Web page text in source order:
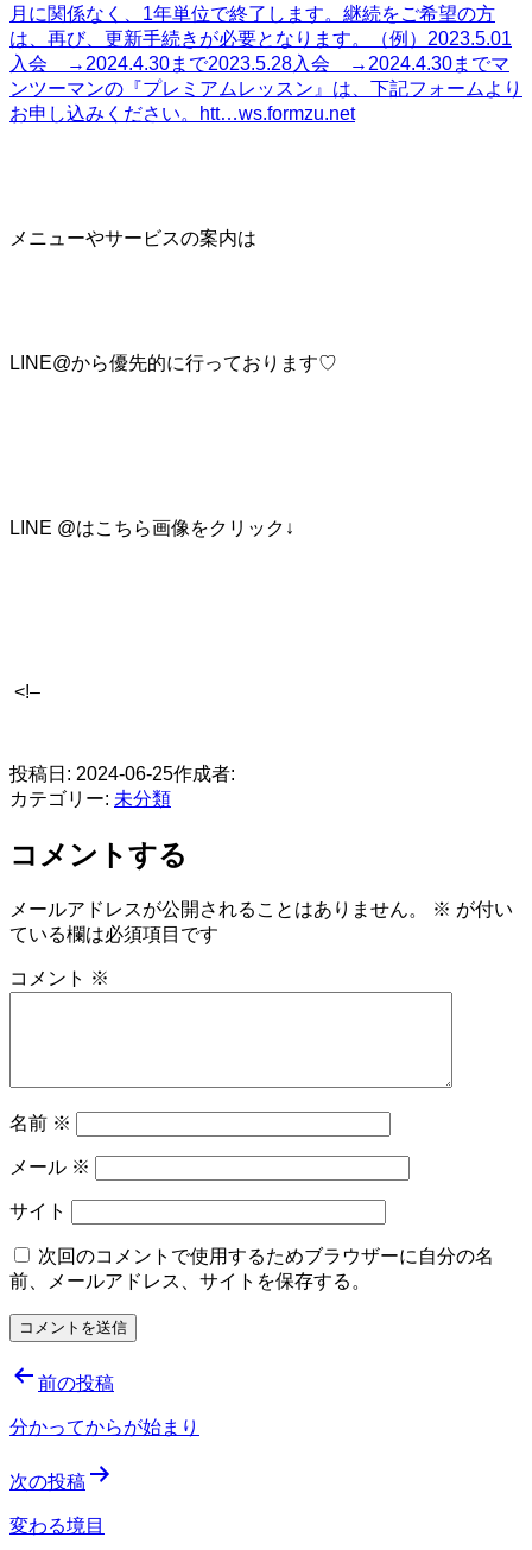
月に関係なく、1年単位で終了します。継続をご希望の方
は、再び、更新手続きが必要となります。（例）2023.5.01
入会 →2024.4.30まで2023.5.28入会 →2024.4.30までマ
ンツーマンの『プレミアムレッスン』は、下記フォームより
お申し込みください。htt…ws.formzu.net
メニューやサービスの案内は
LINE@から優先的に行っております♡
LINE @はこちら画像をクリック↓
<!–
投稿日: 2024-06-25作成者:
カテゴリー: 未分類
コメントする
メールアドレスが公開されることはありません。 ※ が付い
ている欄は必須項目です
コメント ※
名前 ※
メール ※
サイト
次回のコメントで使用するためブラウザーに自分の名
前、メールアドレス、サイトを保存する。
投
稿
ビ
ゲ
前の投稿
分かってからが始まり
次の投稿
変わる境目